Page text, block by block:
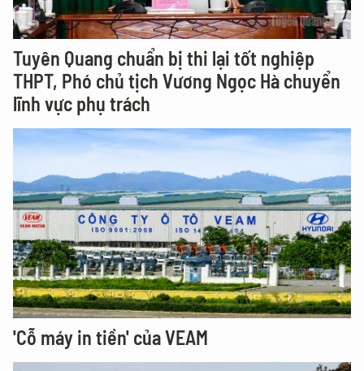
Tuyên Quang chuẩn bị thi lại tốt nghiệp
THPT, Phó chủ tịch Vương Ngọc Hà chuyển
lĩnh vực phụ trách
'Cỗ máy in tiền' của VEAM